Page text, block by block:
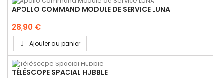
APOLLO COMMAND MODULE DE SERVICE LUNA
28,90 €
Ajouter au panier
TÉLÉSCOPE SPACIAL HUBBLE